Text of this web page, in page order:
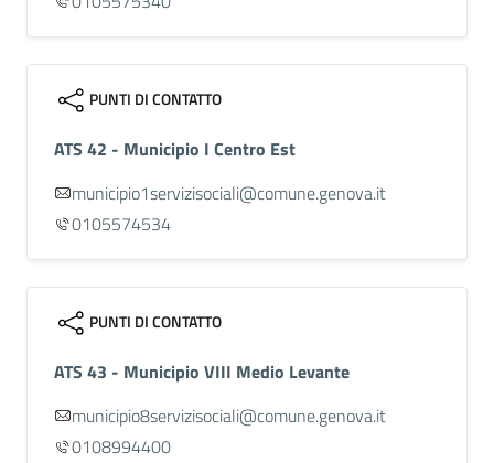
PUNTI DI CONTATTO
ATS 42 - Municipio I Centro Est
municipio1servizisociali@comune.genova.it
0105574534
PUNTI DI CONTATTO
ATS 43 - Municipio VIII Medio Levante
municipio8servizisociali@comune.genova.it
0108994400